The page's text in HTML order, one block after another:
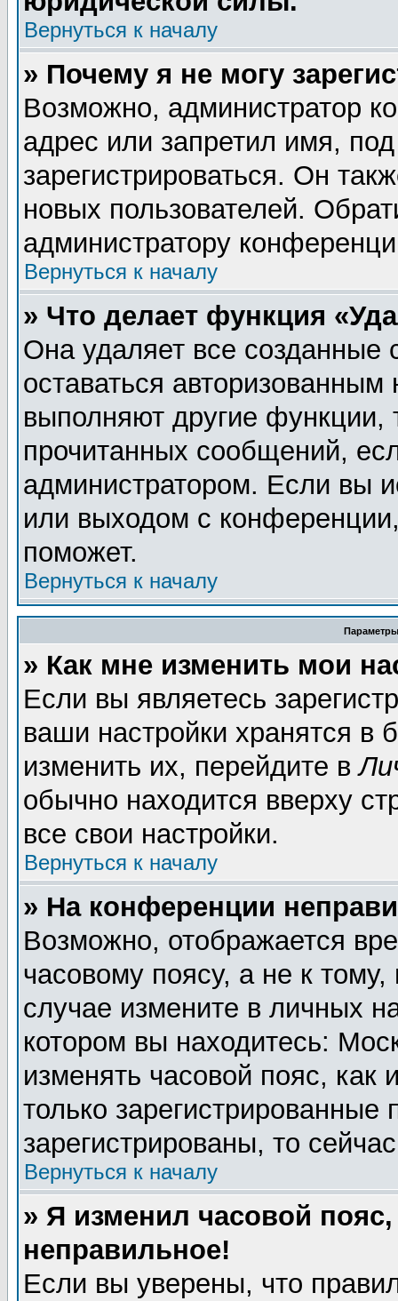
Вернуться к началу
» Почему я не могу
Возможно, администратор
адрес или запретил имя,
зарегистрироваться. Он
новых пользователей.
администратору
Вернуться к началу
» Что делает функция
Она удаляет все созданные
оставаться
выполняют другие функции,
прочитанных сообщений,
администратором. Если вы
или выходом с
поможет.
Вернуться к началу
» Как мне изменить мои
Если вы являетесь
ваши настройки хранятся
изменить их, перейдите в
обычно находится вверху
все свои настройки.
Вернуться к началу
» На конференции
Возможно, отображается
часовому поясу, а не к
случае измените в личных
котором вы находитесь:
изменять часовой пояс, как
только
зарегистрированы, то
Вернуться к началу
» Я изменил часовой
неправильное!
Если вы уверены, что